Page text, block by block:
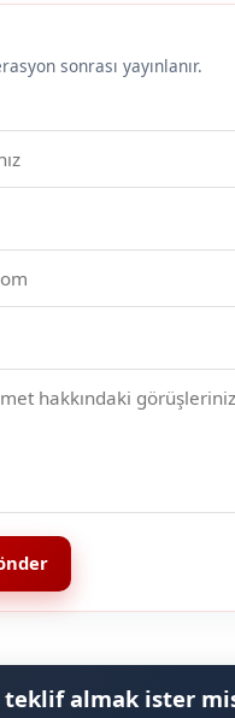
sonrası yayınlanır.
almak ister